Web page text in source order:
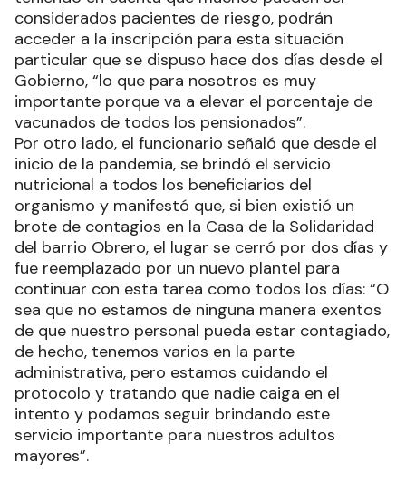
considerados pacientes de riesgo, podrán
acceder a la inscripción para esta situación
particular que se dispuso hace dos días desde el
Gobierno, “lo que para nosotros es muy
importante porque va a elevar el porcentaje de
vacunados de todos los pensionados”.
Por otro lado, el funcionario señaló que desde el
inicio de la pandemia, se brindó el servicio
nutricional a todos los beneficiarios del
organismo y manifestó que, si bien existió un
brote de contagios en la Casa de la Solidaridad
del barrio Obrero, el lugar se cerró por dos días y
fue reemplazado por un nuevo plantel para
continuar con esta tarea como todos los días: “O
sea que no estamos de ninguna manera exentos
de que nuestro personal pueda estar contagiado,
de hecho, tenemos varios en la parte
administrativa, pero estamos cuidando el
protocolo y tratando que nadie caiga en el
intento y podamos seguir brindando este
servicio importante para nuestros adultos
mayores”.